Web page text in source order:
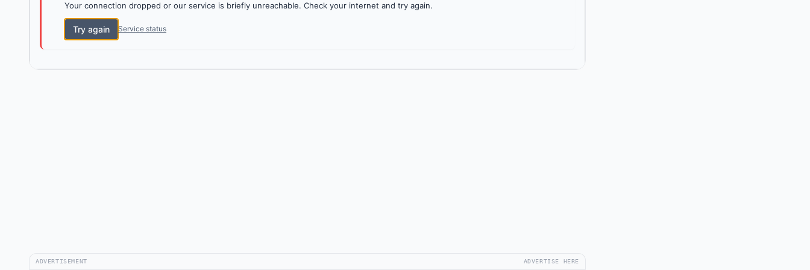
Your connection dropped or our service is briefly unreachable. Check your internet and try again.
Try again Service status
ADVERTISEMENT ADVERTISE HERE